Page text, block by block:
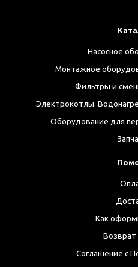
Насосное
Монтажное
Фильтры и
Электрокотлы.
Оборудование для
Как
Возврат
Соглашение с